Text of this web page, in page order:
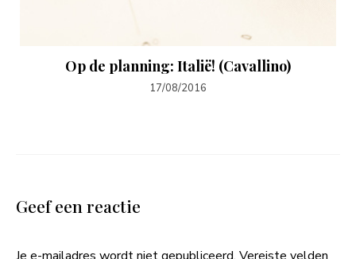
Op de planning: Italië! (Cavallino)
17/08/2016
Geef een reactie